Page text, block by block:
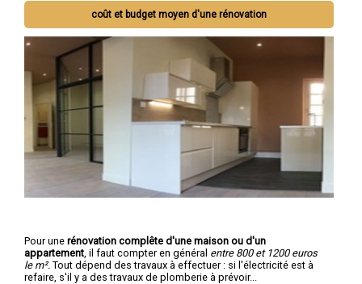
coût et budget moyen d'une rénovation
Pour une rénovation complête d'une maison ou d'un
appartement , il faut compter en général entre 800 et 1200 euros
le m². Tout dépend des travaux à effectuer : si l'électricité est à
refaire, s'il y a des travaux de plomberie à prévoir...